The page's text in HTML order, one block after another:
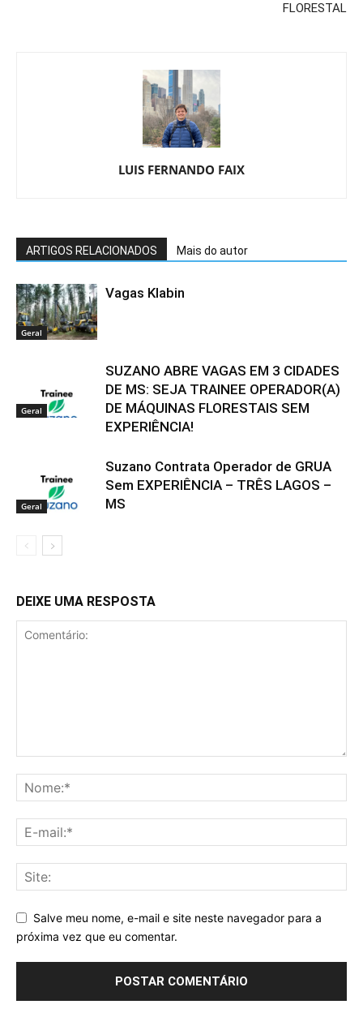
FLORESTAL
LUIS FERNANDO FAIX
ARTIGOS RELACIONADOS Mais do autor
Geral
Vagas Klabin
Geral
SUZANO ABRE VAGAS EM 3 CIDADES
DE MS: SEJA TRAINEE OPERADOR(A)
DE MÁQUINAS FLORESTAIS SEM
EXPERIÊNCIA!
Geral
Suzano Contrata Operador de GRUA
Sem EXPERIÊNCIA – TRÊS LAGOS –
MS
DEIXE UMA RESPOSTA
Salve meu nome, e-mail e site neste navegador para a
próxima vez que eu comentar.